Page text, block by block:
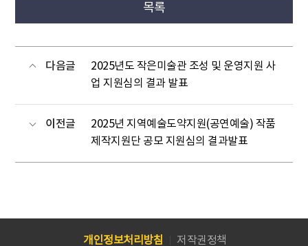
목록
다음글
2025년도 작은미술관 조성 및 운영지원 사
업 지원심의 결과 발표
이전글
2025년 지역예술도약지원(공연예술) 작품
제작지원단 공모 지원심의 결과발표
개인정보처리방침 저작권정책